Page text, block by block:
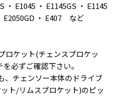
E1045 ・ E1145GS ・ E1145
E2050GD ・ E407 など
ロケット(チェンスプロケッ
必ずご確認下さい。
、チェンソー本体のドライブ
ト/リムスプロケット)のピッ